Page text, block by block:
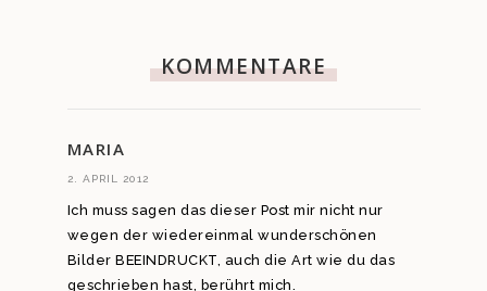
KOMMENTARE
MARIA
2. APRIL 2012
Ich muss sagen das dieser Post mir nicht nur
wegen der wiedereinmal wunderschönen
Bilder BEEINDRUCKT, auch die Art wie du das
geschrieben hast, berührt mich.